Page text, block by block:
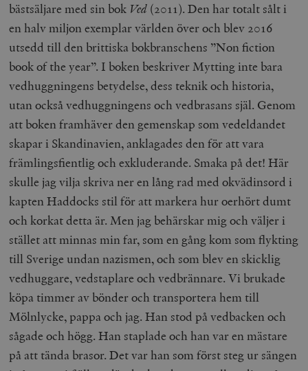
bästsäljare med sin bok Ved (2011). Den har totalt sålt i
en halv miljon exemplar världen över och blev 2016
utsedd till den brittiska bokbranschens ”Non fiction
book of the year”. I boken beskriver Mytting inte bara
vedhuggningens betydelse, dess teknik och historia,
utan också vedhuggningens och vedbrasans själ. Genom
att boken framhäver den gemenskap som vedeldandet
skapar i Skandinavien, anklagades den för att vara
främlingsfientlig och exkluderande. Smaka på det! Här
skulle jag vilja skriva ner en lång rad med okvädinsord i
kapten Haddocks stil för att markera hur oerhört dumt
och korkat detta är. Men jag behärskar mig och väljer i
stället att minnas min far, som en gång kom som flykting
till Sverige undan nazismen, och som blev en skicklig
vedhuggare, vedstaplare och vedbrännare. Vi brukade
köpa timmer av bönder och transportera hem till
Mölnlycke, pappa och jag. Han stod på vedbacken och
sågade och högg. Han staplade och han var en mästare
på att tända brasor. Det var han som först steg ur sängen